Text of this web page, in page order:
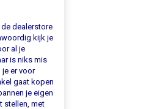
dealerstore
kijk je
al je
is niks mis
je er voor
gaat kopen
je eigen
stellen, met